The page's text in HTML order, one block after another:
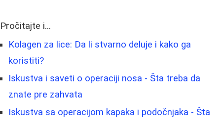
Pročitajte i...
Kolagen za lice: Da li stvarno deluje i kako ga
koristiti?
Iskustva i saveti o operaciji nosa - Šta treba da
znate pre zahvata
Iskustva sa operacijom kapaka i podočnjaka - Šta